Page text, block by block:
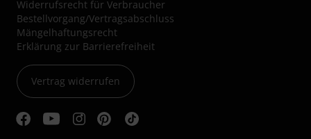
Widerrufsrecht für Verbraucher
Bestellvorgang/Vertragsabschluss
Mängelhaftungsrecht
Erklärung zur Barrierefreiheit
Vertrag widerrufen